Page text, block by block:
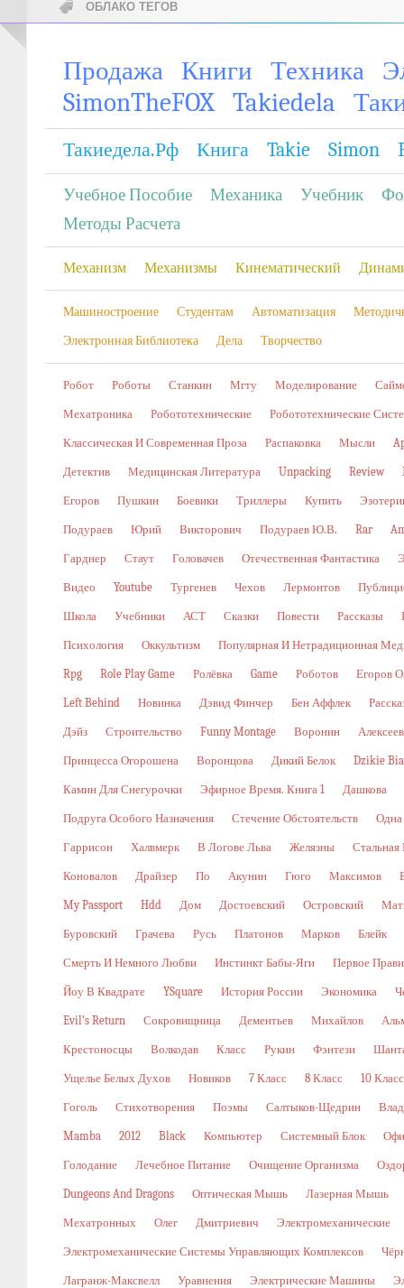
ОБЛАКО ТЕГОВ
Продажа Книги Техника
SimonTheFOX
Takiedela
Такиедела.рф Книга Takie Simon
Учебное Пособие Механика Учебник
Методы Расчета
Механизм Механизмы Кинематический
Машиностроение Студентам Автоматизация
Электронная Библиотека
Дела Творчество
Робот Роботы Станкин Мгту Моделирование
Мехатроника Робототехнические Робототехнические
Классическая И Современная Проза Распаковка Мысли
Детектив Медицинская Литература Unpacking Review
Егоров Пушкин Боевики Триллеры Купить
Подураев Юрий Викторович Подураев Ю.В. Rar
Гарднер Стаут Головачев Отечественная Фантастика
Видео Youtube Тургенев Чехов Лермонтов
Школа Учебники АСТ Сказки Повести Рассказы
Психология Оккультизм Популярная И Нетрадиционная
Rpg Role Play Game Ролёвка Game Роботов Егоров
Left Behind Новинка Дэвид Финчер Бен Аффлек
Дэйз Строительство Funny Montage Воронин Алексеев
Принцесса Огорошена Воронцова Дикий Белок Dzikie
Камин Для Снегурочки Эфирное Время. Книга 1 Дашкова
Подруга Особого Назначения Стечение Обстоятельств Одна
Гаррисон Халвмерк В Логове Льва Желязны
Коновалов Драйзер По Акунин Гюго Максимов
My Passport Hdd Дом Достоевский Островский
Буровский Грачева Русь Платонов Марков Блейк
Смерть И Немного Любви Инстинкт Бабы-Яги Первое
Йоу В Квадрате YSquare История России Экономика
Evil’s Return Сокровищница Дементьев Михайлов
Крестоносцы Волкодав Класс Рукин Фэнтези
Ущелье Белых Духов Новиков 7 Класс 8 Класс 10 Класс
Гоголь Стихотворения Поэмы Салтыков-Щедрин
Mamba 2012 Black Компьютер Системный Блок
Голодание Лечебное Питание Очищение Организма
Dungeons And Dragons Оптическая Мышь Лазерная Мышь
Мехатронных Олег Дмитриевич Электромеханические
Электромеханические Системы Управляющих Комплексов
Лагранж-Максвелл Уравнения Электрические Машины